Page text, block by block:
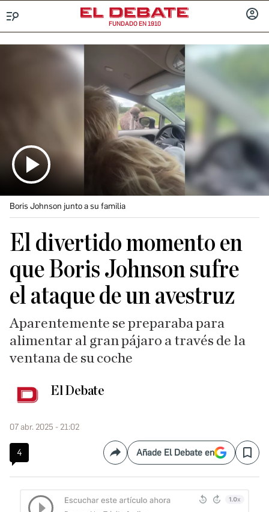
FUNDADO EN 1910
Boris Johnson junto a su familia
El divertido momento en
que Boris Johnson sufre
el ataque de un avestruz
Aparentemente se preparaba para
alimentar al gran pájaro a través de la
ventana de su coche
El Debate
07 abr. 2025 - 21:02
4 CompartirAñade El Debate en Save